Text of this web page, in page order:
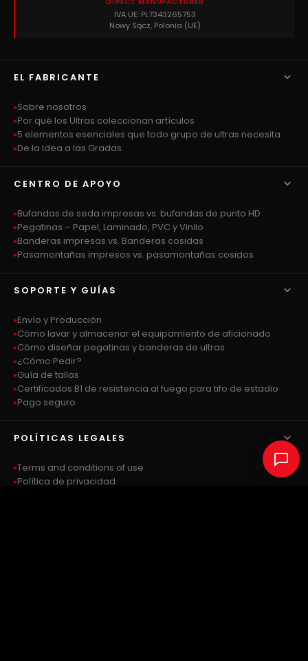
IVA UE: PL7343265753
Nowy Sącz, Polonia (UE)
EL FABRICANTE 
Sobre nosotros
Por qué los Ultras coleccionan artículos
5 elementos esenciales que todo grupo de ultras necesita
De la Idea a las Gradas
CENTRO DE APOYO 
Bufandas de seda impresas vs. bufandas de punto HD
Pegatinas – Papel, Laminado, PVC y Vinilo
Banderas impresas vs. Banderas cosidas
Pasamontañas impresos vs. pasamontañas cosidos
SOPORTE Y GUÍAS 
Envío y Producción
Cómo lavar y almacenar el equipamiento de aficionado
Cómo diseñar pegatinas y banderas de ultras
¿Cómo Pedir?
Guía de tallas
Certificados B1 de resistencia al fuego para tifo de estadio
Pago seguro
POLÍTICAS LEGALES 
Terms and conditions of use
Política de privacidad